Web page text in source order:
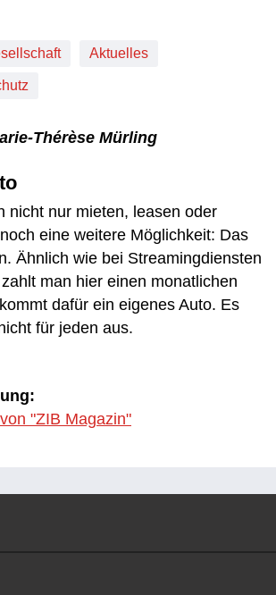
Aktuelles
Thérèse Mürling
nicht nur mieten, leasen oder
eine weitere Möglichkeit: Das
Ähnlich wie bei Streamingdiensten
man hier einen monatlichen
dafür ein eigenes Auto. Es
für jeden aus.
"ZIB Magazin"